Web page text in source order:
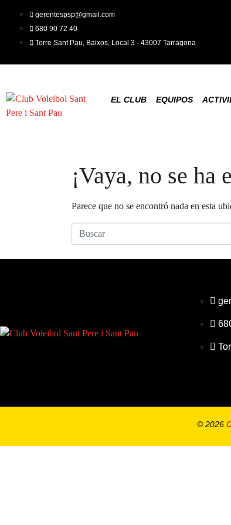
gerentespsp@gmail.com
680 90 72 40
Torre Sant Pau, Baixos, Local 3 - 43007 Tarragona
EL CLUB EQUIPOS
¡Vaya, no se ha
Parece que no se encontró nada en esta
© 2026